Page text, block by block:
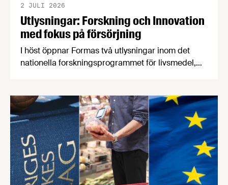
Utlysningar: Forskning och Innovation
med fokus på försörjning
2 JULI 2026
I höst öppnar Formas två utlysningar inom det
nationella forskningsprogrammet för livsmedel,
en motståndskraftig livsmedelsförsörjning", och
båda syftar till att bana väg för innovationer som
stärker Sveriges livsmedelsförsörjning.